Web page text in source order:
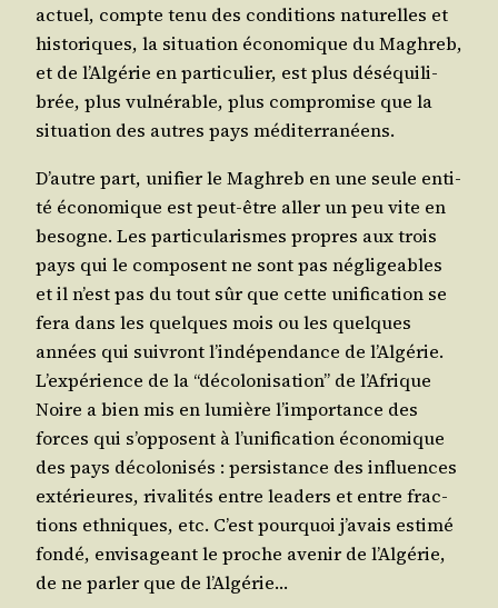
actuel, compte tenu des condi­tions natu­relles et
his­to­riques, la situa­tion éco­no­mique du Magh­reb,
et de l’Al­gé­rie en par­ti­cu­lier, est plus dés­équi­li­
brée, plus vul­né­rable, plus com­pro­mise que la
situa­tion des autres pays méditerranéens.
D’autre part, uni­fier le Magh­reb en une seule enti­
té éco­no­mique est peut-être aller un peu vite en
besogne. Les par­ti­cu­la­rismes propres aux trois
pays qui le com­posent ne sont pas négli­geables
et il n’est pas du tout sûr que cette uni­fi­ca­tion se
fera dans les quelques mois ou les quelques
années qui sui­vront l’in­dé­pen­dance de l’Al­gé­rie.
L’ex­pé­rience de la “déco­lo­ni­sa­tion” de l’A­frique
Noire a bien mis en lumière l’im­por­tance des
forces qui s’op­posent à l’u­ni­fi­ca­tion éco­no­mique
des pays déco­lo­ni­sés : per­sis­tance des influences
exté­rieures, riva­li­tés entre lea­ders et entre frac­
tions eth­niques, etc. C’est pour­quoi j’a­vais esti­mé
fon­dé, envi­sa­geant le proche ave­nir de l’Al­gé­rie,
de ne par­ler que de l’Algérie…